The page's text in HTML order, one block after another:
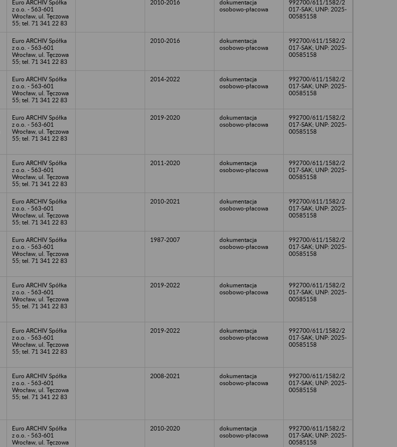
Euro ARCHIV Spółka
z o.o. - 563-601
Wrocław, ul. Tęczowa
55; tel. 71 341 22 83
2010-2016
dokumentacja
osobowo-płacowa
992700/611/1582/2
017-SAK; UNP: 2025-
00585158
Euro ARCHIV Spółka
z o.o. - 563-601
Wrocław, ul. Tęczowa
55; tel. 71 341 22 83
2010-2016
dokumentacja
osobowo-płacowa
992700/611/1582/2
017-SAK; UNP: 2025-
00585158
Euro ARCHIV Spółka
z o.o. - 563-601
Wrocław, ul. Tęczowa
55; tel. 71 341 22 83
2014-2022
dokumentacja
osobowo-płacowa
992700/611/1582/2
017-SAK; UNP: 2025-
00585158
Euro ARCHIV Spółka
z o.o. - 563-601
Wrocław, ul. Tęczowa
55; tel. 71 341 22 83
2019-2020
dokumentacja
osobowo-płacowa
992700/611/1582/2
017-SAK; UNP: 2025-
00585158
Euro ARCHIV Spółka
z o.o. - 563-601
Wrocław, ul. Tęczowa
55; tel. 71 341 22 83
2011-2020
dokumentacja
osobowo-płacowa
992700/611/1582/2
017-SAK; UNP: 2025-
00585158
Euro ARCHIV Spółka
z o.o. - 563-601
Wrocław, ul. Tęczowa
55; tel. 71 341 22 83
2010-2021
dokumentacja
osobowo-płacowa
992700/611/1582/2
017-SAK; UNP: 2025-
00585158
Euro ARCHIV Spółka
z o.o. - 563-601
Wrocław, ul. Tęczowa
55; tel. 71 341 22 83
1987-2007
dokumentacja
osobowo-płacowa
992700/611/1582/2
017-SAK; UNP: 2025-
00585158
Euro ARCHIV Spółka
z o.o. - 563-601
Wrocław, ul. Tęczowa
55; tel. 71 341 22 83
2019-2022
dokumentacja
osobowo-płacowa
992700/611/1582/2
017-SAK; UNP: 2025-
00585158
Euro ARCHIV Spółka
z o.o. - 563-601
Wrocław, ul. Tęczowa
55; tel. 71 341 22 83
2019-2022
dokumentacja
osobowo-płacowa
992700/611/1582/2
017-SAK; UNP: 2025-
00585158
Euro ARCHIV Spółka
z o.o. - 563-601
Wrocław, ul. Tęczowa
55; tel. 71 341 22 83
2008-2021
dokumentacja
osobowo-płacowa
992700/611/1582/2
017-SAK; UNP: 2025-
00585158
Euro ARCHIV Spółka
z o.o. - 563-601
Wrocław, ul. Tęczowa
2010-2020
dokumentacja
osobowo-płacowa
992700/611/1582/2
017-SAK; UNP: 2025-
00585158